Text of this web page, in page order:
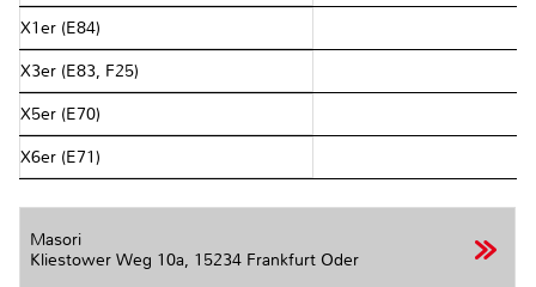
X1er (E84)
X3er (E83, F25)
X5er (E70)
X6er (E71)
Masori
Kliestower Weg 10a, 15234 Frankfurt Oder